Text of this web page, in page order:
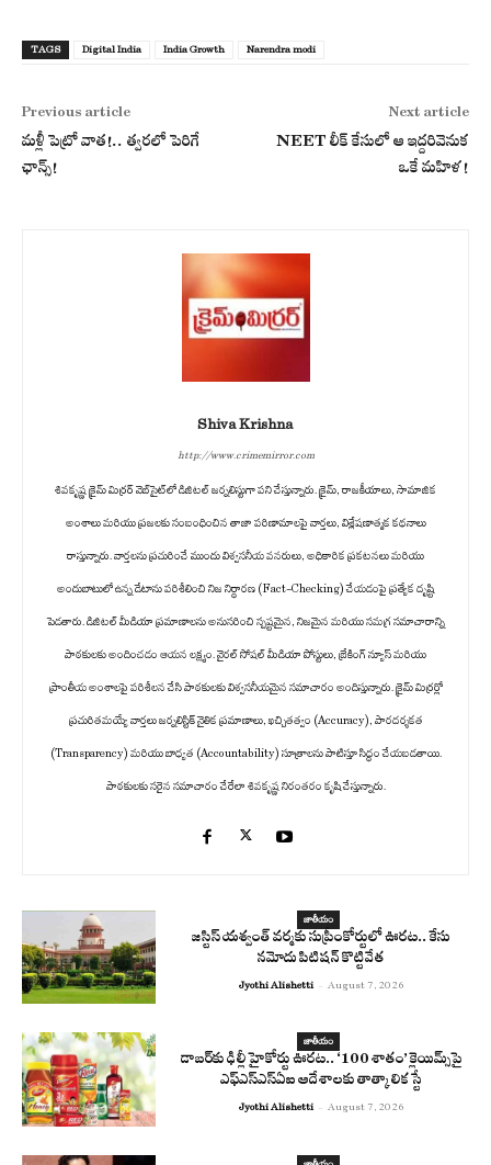
TAGS Digital India India Growth Narendra modi
Previous article
మళ్లీ పెట్రో వాత!.. త్వరలో పెరిగే
ఛాన్స్!
Next article
NEET లీక్ కేసులో ఆ ఇద్దరివెనుక
ఒకే మహిళ!
Shiva Krishna
http://www.crimemirror.com
శివకృష్ణ క్రైమ్ మిర్రర్ వెబ్‌సైట్‌లో డిజిటల్ జర్నలిస్టుగా పని చేస్తున్నారు. క్రైమ్, రాజకీయాలు, సామాజిక
అంశాలు మరియు ప్రజలకు సంబంధించిన తాజా పరిణామాలపై వార్తలు, విశ్లేషణాత్మక కథనాలు
రాస్తున్నారు. వార్తలను ప్రచురించే ముందు విశ్వసనీయ వనరులు, అధికారిక ప్రకటనలు మరియు
అందుబాటులో ఉన్న డేటాను పరిశీలించి నిజ నిర్ధారణ (Fact-Checking) చేయడంపై ప్రత్యేక దృష్టి
పెడతారు. డిజిటల్ మీడియా ప్రమాణాలను అనుసరించి స్పష్టమైన, నిజమైన మరియు సమగ్ర సమాచారాన్ని
పాఠకులకు అందించడం ఆయన లక్ష్యం. వైరల్ సోషల్ మీడియా పోస్టులు, బ్రేకింగ్ న్యూస్ మరియు
ప్రాంతీయ అంశాలపై పరిశీలన చేసి పాఠకులకు విశ్వసనీయమైన సమాచారం అందిస్తున్నారు. క్రైమ్ మిర్రర్లో
ప్రచురితమయ్యే వార్తలు జర్నలిస్టిక్ నైతిక ప్రమాణాలు, ఖచ్చితత్వం (Accuracy), పారదర్శకత
(Transparency) మరియు బాధ్యత (Accountability) సూత్రాలను పాటిస్తూ సిద్ధం చేయబడతాయి.
పాఠకులకు సరైన సమాచారం చేరేలా శివకృష్ణ నిరంతరం కృషి చేస్తున్నారు.
జాతీయం
జస్టిస్ యశ్వంత్ వర్మకు సుప్రీంకోర్టులో ఊరట.. కేసు
నమోదు పిటిషన్ కొట్టివేత
Jyothi Alishetti - August 7, 2026
జాతీయం
డాబర్‌కు ఢిల్లీ హైకోర్టు ఊరట.. ‘100 శాతం’ క్లెయిమ్స్‌పై
ఎఫ్‌ఎస్‌ఎస్‌ఏఐ ఆదేశాలకు తాత్కాలిక స్టే
Jyothi Alishetti - August 7, 2026